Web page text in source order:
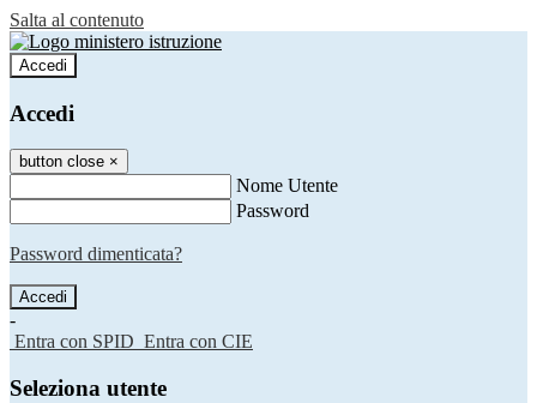
Salta al contenuto
Accedi
Accedi
button close ×
Nome Utente
Password
Password dimenticata?
-
Entra con SPID Entra con CIE
Seleziona utente